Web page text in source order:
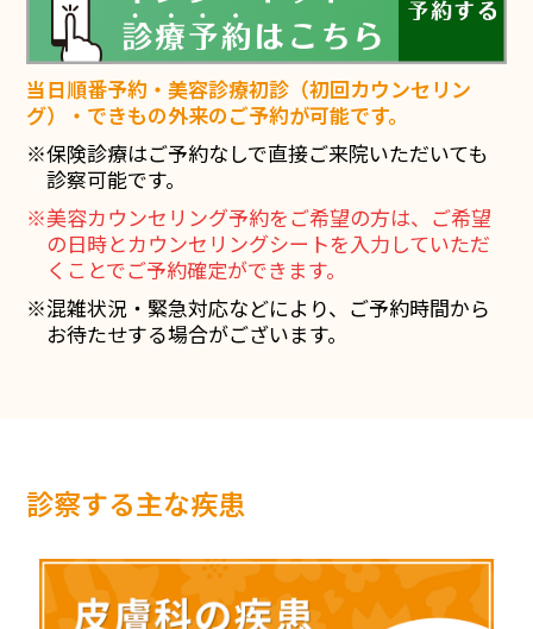
当日順番予約・美容診療初診（初回カウンセリン
グ）・できもの外来のご予約が可能です。
※保険診療はご予約なしで直接ご来院いただいても
診察可能です。
※美容カウンセリング予約をご希望の方は、ご希望
の日時とカウンセリングシートを入力していただ
くことでご予約確定ができます。
※混雑状況・緊急対応などにより、ご予約時間から
お待たせする場合がございます。
診察する主な疾患